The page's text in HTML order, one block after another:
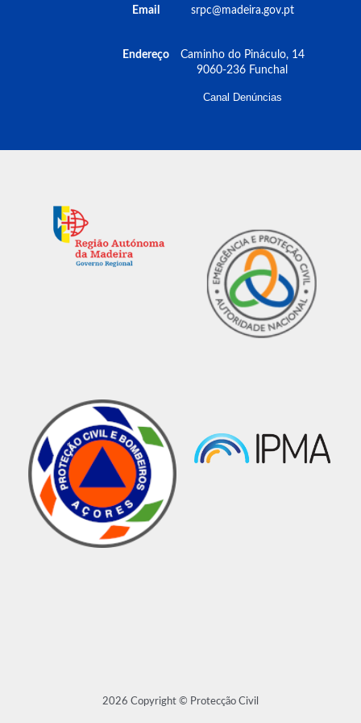
Email
Endereço
srpc@madeira.gov.pt
Caminho do Pináculo, 14
9060-236 Funchal
Canal Denúncias
2026 Copyright © Protecção Civil